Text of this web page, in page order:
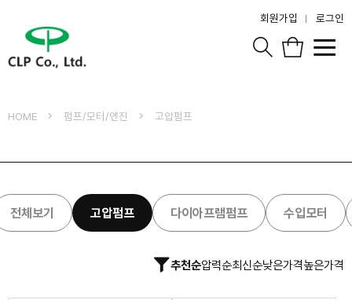
회원가입 로그인
HOME 펌프/모터/엔진 고압펌프
전체보기 고압펌프 다이아프램펌프 수입모터
추천순압력순최신순낮은가격높은가격